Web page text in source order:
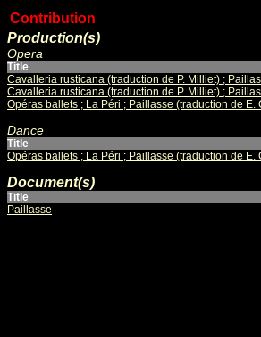
Contribution
Production(s)
Opera
Title
Cavalleria rusticana (traduction de P. Milliet) ;
Cavalleria rusticana (traduction de P. Milliet) ;
Opéras ballets ; La Péri ; Paillasse (traduction de E.
Dance
Title
Opéras ballets ; La Péri ; Paillasse (traduction de E.
Document(s)
Title
Paillasse